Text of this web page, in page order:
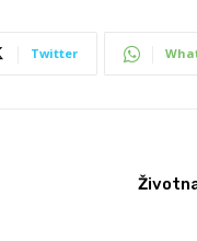
Twitter
Životna